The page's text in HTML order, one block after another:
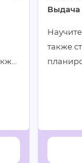
Выдача
также